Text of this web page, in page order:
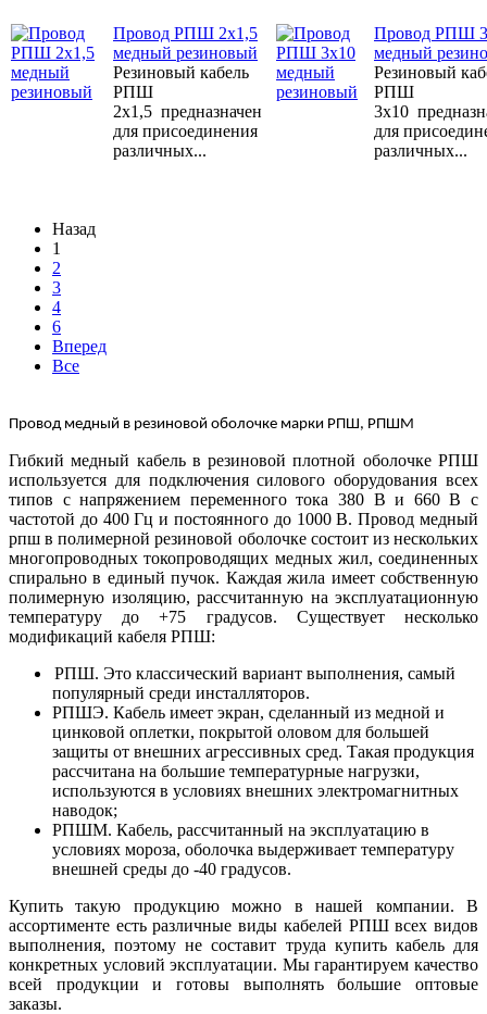
Провод РПШ 2х1,5
медный резиновый
Резиновый кабель
РПШ
2х1,5 предназначен
для присоединения
различных...
Провод РПШ
медный
Резиновый
РПШ
3x10
для
различных...
Назад
1
2
3
4
6
Вперед
Все
Провод медный в резиновой оболочке марки РПШ, РПШМ
Гибкий медный кабель в резиновой плотной оболочке РПШ
используется для подключения силового оборудования всех
типов с напряжением переменного тока 380 В и 660 В с
частотой до 400 Гц и постоянного до 1000 В. Провод медный
рпш в полимерной резиновой оболочке состоит из нескольких
многопроводных токопроводящих медных жил, соединенных
спирально в единый пучок. Каждая жила имеет собственную
полимерную изоляцию, рассчитанную на эксплуатационную
температуру до +75 градусов. Существует несколько
модификаций кабеля РПШ:
РПШ. Это классический вариант выполнения, самый
популярный среди инсталляторов.
РПШЭ. Кабель имеет экран, сделанный из медной и
цинковой оплетки, покрытой оловом для большей
защиты от внешних агрессивных сред. Такая продукция
рассчитана на большие температурные нагрузки,
используются в условиях внешних электромагнитных
наводок;
РПШМ. Кабель, рассчитанный на эксплуатацию в
условиях мороза, оболочка выдерживает температуру
внешней среды до -40 градусов.
Купить такую продукцию можно в нашей компании. В
ассортименте есть различные виды кабелей РПШ всех видов
выполнения, поэтому не составит труда купить кабель для
конкретных условий эксплуатации. Мы гарантируем качество
всей продукции и готовы выполнять большие оптовые
заказы.